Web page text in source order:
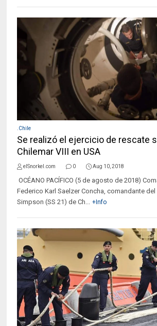
.Chile
Se realizó el ejercicio de rescate
Chilemar VIII en USA
elSnorkel.com 0 Aug 10, 2018
OCÉANO PACÍFICO (5 de agosto de 2018)
Federico Karl Saelzer Concha, comandante del
Simpson (SS 21) de Ch... +Info